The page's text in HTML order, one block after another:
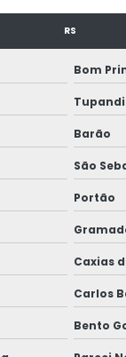
pgr
de segurança
esocial
RS
Bom
Tupandi
Barão
São
Portão
Caxias
Carlos
Bento